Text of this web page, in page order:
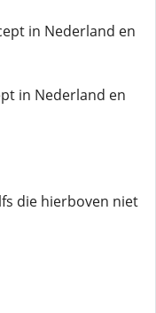
in Nederland en
in Nederland en
die hierboven niet